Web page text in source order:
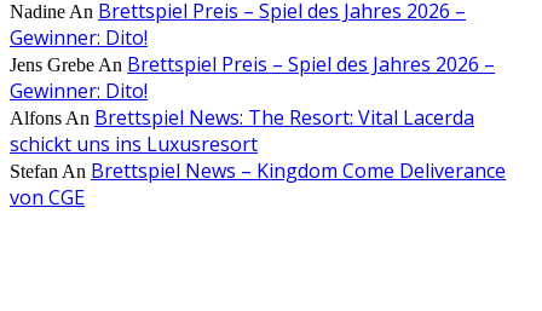
Nadine An Brettspiel Preis – Spiel des Jahres 2026 –
Gewinner: Dito!
Jens Grebe An Brettspiel Preis – Spiel des Jahres 2026 –
Gewinner: Dito!
Alfons An Brettspiel News: The Resort: Vital Lacerda
schickt uns ins Luxusresort
Stefan An Brettspiel News – Kingdom Come Deliverance
von CGE